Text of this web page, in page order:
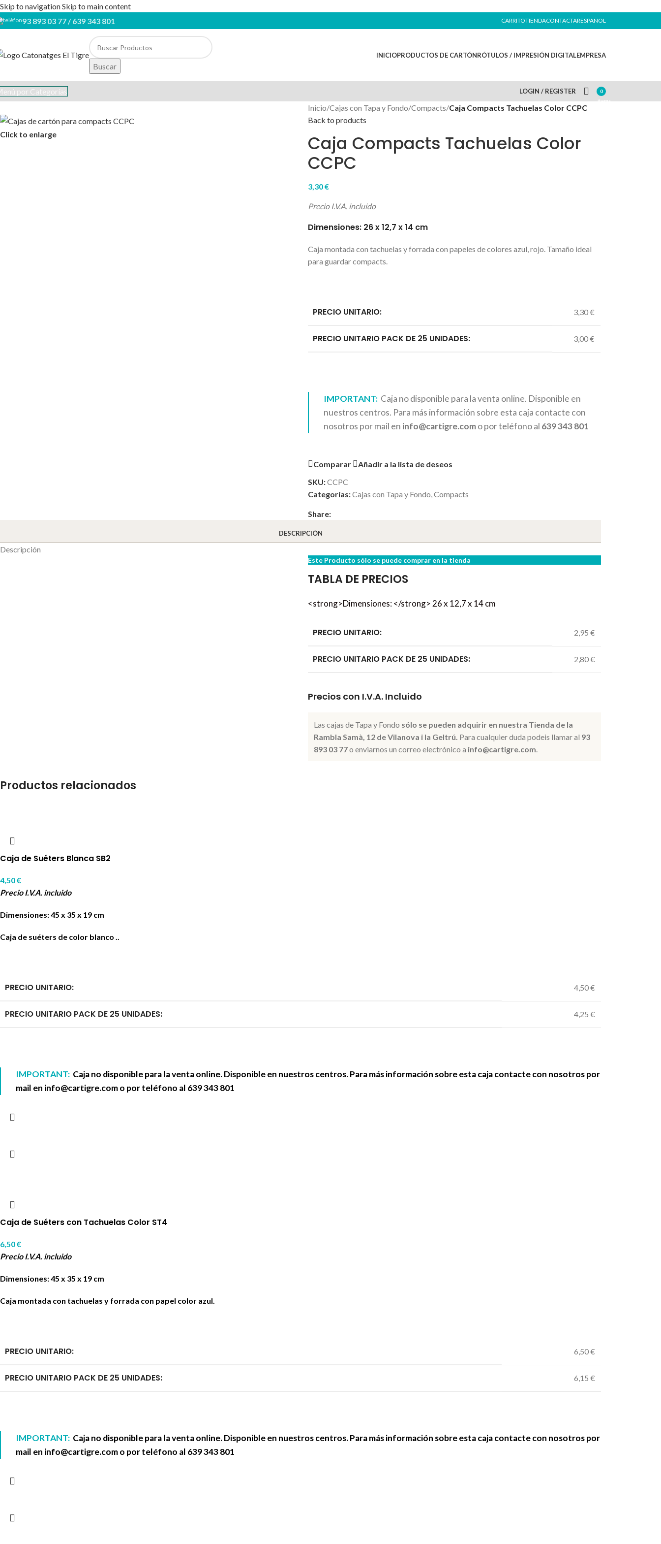
Skip to navigationSkip to main content
93 893 03 77 / 639 343 801
CARRITOTIENDACONTACTARESPAÑOL
Buscar
INICIOPRODUCTOS DE CARTÓNRÓTULOS / IMPRESIÓN DIGITALEMPRESA
por Categorías LOGIN / REGISTER
0
items
Click to enlarge
Inicio/Cajas con Tapa y Fondo/Compacts/Caja Compacts Tachuelas Color CCPC
Back to products
Caja Compacts Tachuelas Color
CCPC
3,30€
Precio I.V.A. incluido
Dimensiones: 26 x 12,7 x 14 cm
Caja montada con tachuelas y forrada con papeles de colores azul, rojo. Tamaño ideal
para guardar compacts.
PRECIO UNITARIO: 3,30 €
PRECIO UNITARIO PACK DE 25 UNIDADES: 3,00 €
IMPORTANT: Caja no disponible para la venta online. Disponible en
nuestros centros. Para más información sobre esta caja contacte con
nosotros por mail en info@cartigre.como por teléfono al 639 343 801
Comparar
Añadir a la lista de deseos
SKU:CCPC
Categorías:Cajas con Tapa y Fondo,Compacts
Share:
DESCRIPCIÓN
Descripción
Este Producto sólo se puede comprar en la tienda
TABLA DE PRECIOS
<strong>Dimensiones: </strong> 26 x 12,7 x 14 cm
PRECIO UNITARIO: 2,95 €
PRECIO UNITARIO PACK DE 25 UNIDADES: 2,80 €
Precios con I.V.A. Incluido
Las cajas de Tapa y Fondo sólo se pueden adquirir en nuestra Tienda de la
Rambla Samà, 12 de Vilanova i la Geltrú. Para cualquier duda podeis llamar al 93
893 03 77o enviarnos un correo electrónico a info@cartigre.com.
Productos relacionados
Caja de Suéters Blanca SB2
4,50€
Precio I.V.A. incluido
Dimensiones: 45 x 35 x 19 cm
Caja de suéters de color blanco ..
PRECIO UNITARIO: 4,50 €
PRECIO UNITARIO PACK DE 25 UNIDADES: 4,25 €
IMPORTANT: Caja no disponible para la venta online. Disponible en nuestros centros. Para más información sobre esta caja contacte con nosotros por
mail en info@cartigre.como por teléfono al 639 343 801
Caja de Suéters con Tachuelas Color ST4
6,50€
Precio I.V.A. incluido
Dimensiones: 45 x 35 x 19 cm
Caja montada con tachuelas y forrada con papel color azul.
PRECIO UNITARIO: 6,50 €
PRECIO UNITARIO PACK DE 25 UNIDADES: 6,15 €
IMPORTANT: Caja no disponible para la venta online. Disponible en nuestros centros. Para más información sobre esta caja contacte con nosotros por
mail en info@cartigre.como por teléfono al 639 343 801